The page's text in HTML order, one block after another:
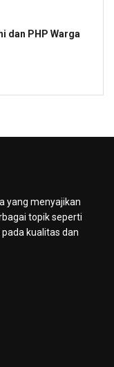
dan PHP Warga
yang menyajikan
topik seperti
kualitas dan